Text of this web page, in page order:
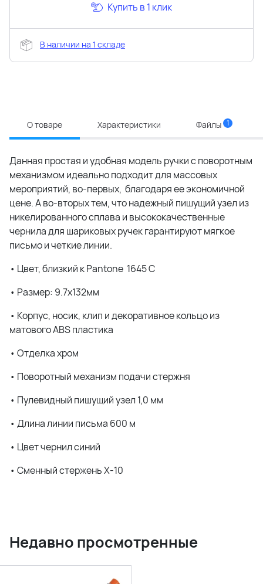
Купить в 1 клик
В наличии на 1 складе
О товаре Характеристики Файлы 1
Данная простая и удобная модель ручки с поворотным
механизмом идеально подходит для массовых
мероприятий, во-первых, благодаря ее экономичной
цене. А во-вторых тем, что надежный пишущий узел из
никелированного сплава и высококачественные
чернила для шариковых ручек гарантируют мягкое
письмо и четкие линии.
• Цвет, близкий к Pantone 1645 C
• Размер: 9.7х132мм
• Корпус, носик, клип и декоративное кольцо из
матового ABS пластика
• Отделка хром
• Поворотный механизм подачи стержня
• Пулевидный пишущий узел 1,0 мм
• Длина линии письма 600 м
• Цвет чернил синий
• Сменный стержень Х-10
Недавно просмотренные